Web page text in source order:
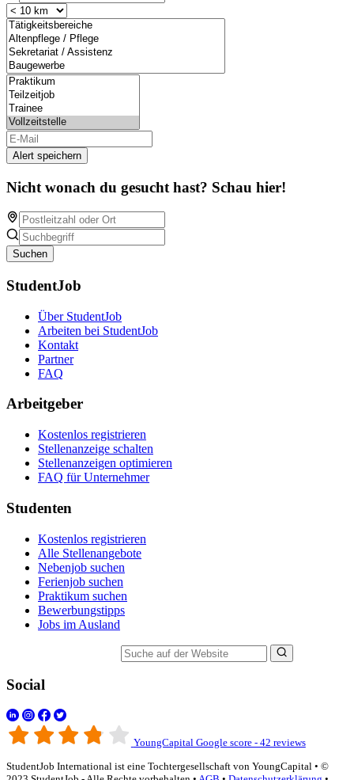
Alert speichern
Nicht wonach du gesucht hast? Schau hier!
Suchen
StudentJob
Über StudentJob
Arbeiten bei StudentJob
Kontakt
Partner
FAQ
Arbeitgeber
Kostenlos registrieren
Stellenanzeige schalten
Stellenanzeigen optimieren
FAQ für Unternehmer
Studenten
Kostenlos registrieren
Alle Stellenangebote
Nebenjob suchen
Ferienjob suchen
Praktikum suchen
Bewerbungstipps
Jobs im Ausland
Social
YoungCapital Google score - 42 reviews
StudentJob International ist eine Tochtergesellschaft von YoungCapital • ©